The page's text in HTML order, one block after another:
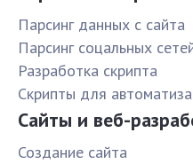
Парсинг данных с сайта
Парсинг соцальных
Разработка скрипта
Скрипты для
Сайты и веб-
Создание сайта